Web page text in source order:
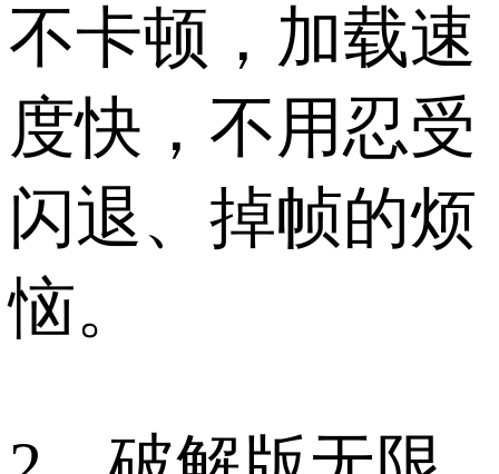
不卡顿，加载速
度快，不用忍受
闪退、掉帧的烦
恼。